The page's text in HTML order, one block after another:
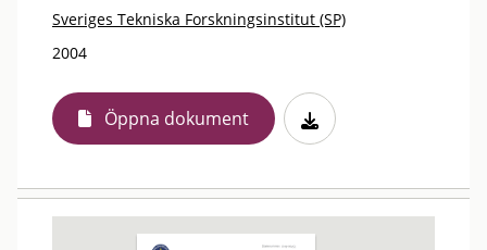
Sveriges Tekniska Forskningsinstitut (SP)
2004
Öppna dokument